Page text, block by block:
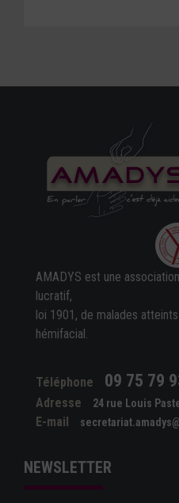
AMADYS est une
lucratif,
loi 1901, de malades
hémifacial.
Téléphone 09 75 79
Adresse 24 rue Louis
E-mail
NEWSLETTER